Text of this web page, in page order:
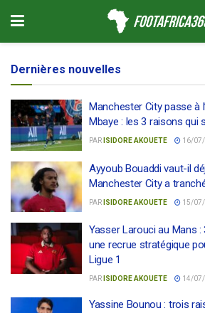
Dernières nouvelles
Manchester City passe à
Mbaye : les 3 raisons qui
PAR ISIDORE AKOUETE 16/
Ayyoub Bouaddi vaut-il
Manchester City a
PAR ISIDORE AKOUETE 15/
Yasser Larouci au Mans
une recrue stratégique
Ligue 1
PAR ISIDORE AKOUETE 14/
Yassine Bounou : trois